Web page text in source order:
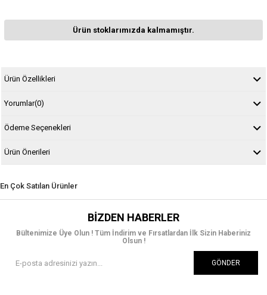
Ürün stoklarımızda kalmamıştır.
Ürün Özellikleri
Yorumlar(0)
Ödeme Seçenekleri
Ürün Önerileri
En Çok Satılan Ürünler
BIZDEN HABERLER
Bültenimize Üye Olun ! Tüm İndirim ve Fırsatlardan İlk Sizin Haberiniz
Olsun !
GÖNDER